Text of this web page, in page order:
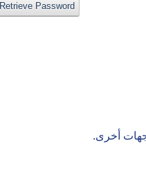
Retrieve Password
أخرى.